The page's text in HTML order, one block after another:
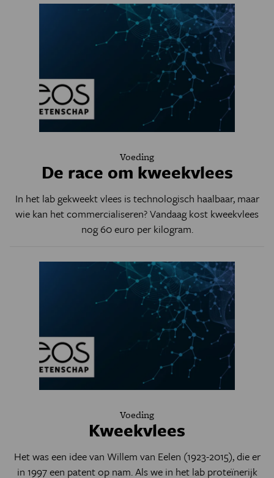
Voeding
De race om kweekvlees
In het lab gekweekt vlees is technologisch haalbaar, maar
wie kan het commercialiseren? Vandaag kost kweekvlees
nog 60 euro per kilogram.
Voeding
Kweekvlees
Het was een idee van Willem van Eelen (1923-2015), die er
in 1997 een patent op nam. Als we in het lab proteïnerijk